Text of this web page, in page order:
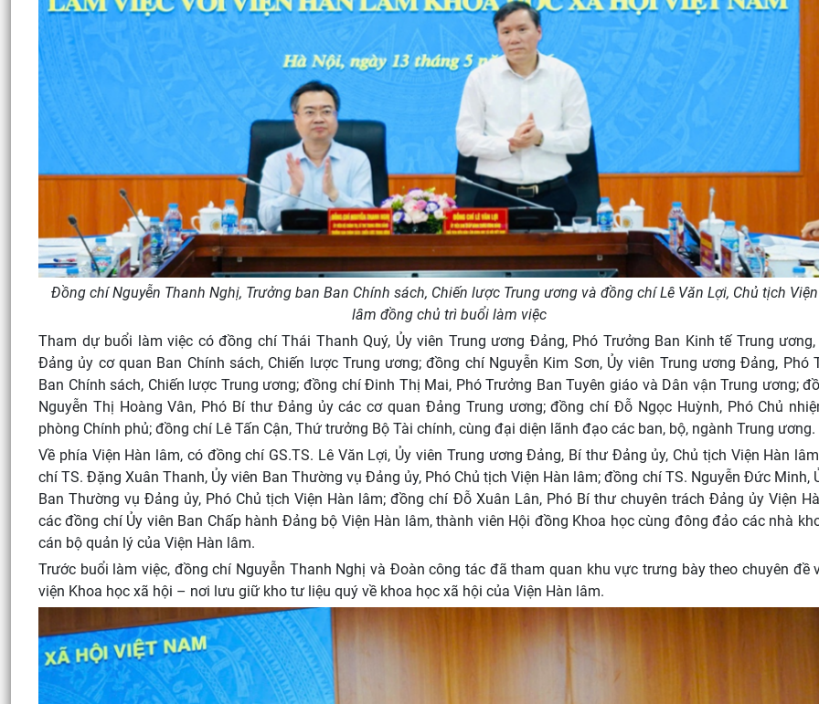
Đồng chí Nguyễn Thanh Nghị, Trưởng ban Ban Chính sách, Chiến lược Trung ương và đồng chí Lê Văn Lợi, Chủ tịch
lâm đồng chủ trì buổi làm việc
Tham dự buổi làm việc có đồng chí Thái Thanh Quý, Ủy viên Trung ương Đảng, Phó Trưởng Ban Kinh tế Trung
Đảng ủy cơ quan Ban Chính sách, Chiến lược Trung ương; đồng chí Nguyễn Kim Sơn, Ủy viên Trung ương Đảng, Phó
Ban Chính sách, Chiến lược Trung ương; đồng chí Đinh Thị Mai, Phó Trưởng Ban Tuyên giáo và Dân vận Trung ương;
Nguyễn Thị Hoàng Vân, Phó Bí thư Đảng ủy các cơ quan Đảng Trung ương; đồng chí Đỗ Ngọc Huỳnh, Phó Chủ
phòng Chính phủ; đồng chí Lê Tấn Cận, Thứ trưởng Bộ Tài chính, cùng đại diện lãnh đạo các ban, bộ, ngành Trung ương.
Về phía Viện Hàn lâm, có đồng chí GS.TS. Lê Văn Lợi, Ủy viên Trung ương Đảng, Bí thư Đảng ủy, Chủ tịch Viện Hàn
chí TS. Đặng Xuân Thanh, Ủy viên Ban Thường vụ Đảng ủy, Phó Chủ tịch Viện Hàn lâm; đồng chí TS. Nguyễn Đức Minh,
Ban Thường vụ Đảng ủy, Phó Chủ tịch Viện Hàn lâm; đồng chí Đỗ Xuân Lân, Phó Bí thư chuyên trách Đảng ủy Viện
các đồng chí Ủy viên Ban Chấp hành Đảng bộ Viện Hàn lâm, thành viên Hội đồng Khoa học cùng đông đảo các nhà
cán bộ quản lý của Viện Hàn lâm.
Trước buổi làm việc, đồng chí Nguyễn Thanh Nghị và Đoàn công tác đã tham quan khu vực trưng bày theo chuyên đề
viện Khoa học xã hội – nơi lưu giữ kho tư liệu quý về khoa học xã hội của Viện Hàn lâm.